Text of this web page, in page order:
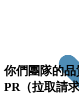
你們團隊的
PR（拉取請求